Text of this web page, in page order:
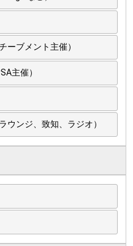
ーブメント主催）
主催）
ウンジ、致知、ラジオ）